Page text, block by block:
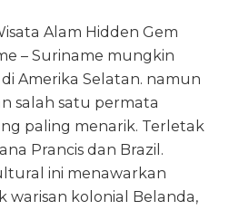
Alam Hidden Gem
– Suriname mungkin
Amerika Selatan. namun
salah satu permata
paling menarik. Terletak
Prancis dan Brazil.
ini menawarkan
warisan kolonial Belanda,